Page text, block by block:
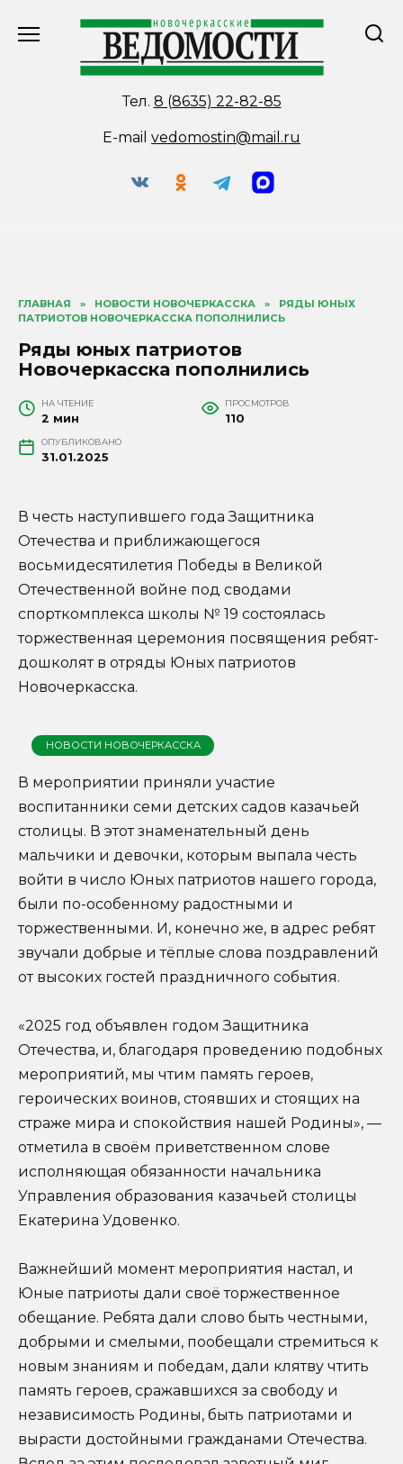
Тел. 8 (8635) 22-82-85
E-mail vedomostin@mail.ru
ГЛАВНАЯ » НОВОСТИ НОВОЧЕРКАССКА »
РЯДЫ ЮНЫХ
ПАТРИОТОВ НОВОЧЕРКАССКА ПОПОЛНИЛИСЬ
Ряды юных патриотов
Новочеркасска пополнились
НА ЧТЕНИЕ
2 мин
ПРОСМОТРОВ
110
ОПУБЛИКОВАНО
31.01.2025
В честь наступившего года Защитника
Отечества и приближающегося
восьмидесятилетия Победы в Великой
Отечественной войне под сводами
спорткомплекса школы № 19 состоялась
торжественная церемония посвящения ребят-
дошколят в отряды Юных патриотов
Новочеркасска.
НОВОСТИ НОВОЧЕРКАССКА
В мероприятии приняли участие
воспитанники семи детских садов казачьей
столицы. В этот знаменательный день
мальчики и девочки, которым выпала честь
войти в число Юных патриотов нашего города,
были по-особенному радостными и
торжественными. И, конечно же, в адрес ребят
звучали добрые и тёплые слова поздравлений
от высоких гостей праздничного события.
«2025 год объявлен годом Защитника
Отечества, и, благодаря проведению подобных
мероприятий, мы чтим память героев,
героических воинов, стоявших и стоящих на
страже мира и спокойствия нашей Родины», —
отметила в своём приветственном слове
исполняющая обязанности начальника
Управления образования казачьей столицы
Екатерина Удовенко.
Важнейший момент мероприятия настал, и
Юные патриоты дали своё торжественное
обещание. Ребята дали слово быть честными,
добрыми и смелыми, пообещали стремиться к
новым знаниям и победам, дали клятву чтить
память героев, сражавшихся за свободу и
независимость Родины, быть патриотами и
вырасти достойными гражданами Отечества.